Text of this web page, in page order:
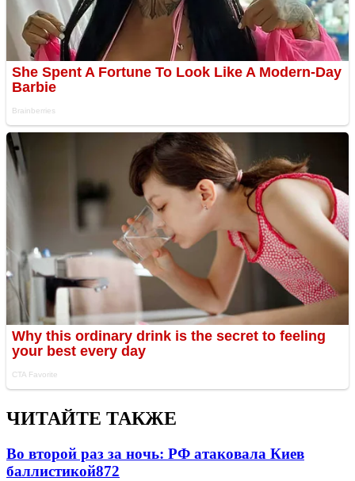
ЧИТАЙТЕ ТАКЖЕ
Во второй раз за ночь: РФ атаковала Киев
баллистикой872